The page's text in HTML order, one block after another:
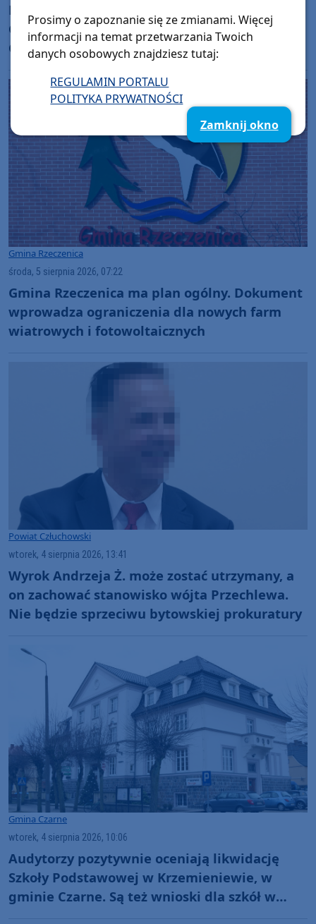
Romuald Misiun przewodniczącym, a Dorota
Gawrońska jego zastępcą. Rada Miejska w
Czarnem ma nowe prezydium. "Czuję się tym
Gmina Rzeczenica
środa, 5 sierpnia 2026, 07:22
Gmina Rzeczenica ma plan ogólny. Dokument
wprowadza ograniczenia dla nowych farm
wiatrowych i fotowoltaicznych
Powiat Człuchowski
wtorek, 4 sierpnia 2026, 13:41
Wyrok Andrzeja Ż. może zostać utrzymany, a
on zachować stanowisko wójta Przechlewa.
Nie będzie sprzeciwu bytowskiej prokuratury
Gmina Czarne
wtorek, 4 sierpnia 2026, 10:06
Audytorzy pozytywnie oceniają likwidację
Szkoły Podstawowej w Krzemieniewie, w
gminie Czarne. Są też wnioski dla szkół w
Prosimy o zapoznanie się ze zmianami. Więcej
informacji na temat przetwarzania Twoich
danych osobowych znajdziesz tutaj:
REGULAMIN PORTALU
POLITYKA PRYWATNOŚCI
Zamknij okno